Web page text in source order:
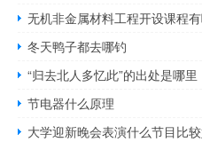
无机非金属材料工程开设课程
冬天鸭子都去哪钓
“归去北人多忆此”的出处是哪里
节电器什么原理
大学迎新晚会表演什么节目比